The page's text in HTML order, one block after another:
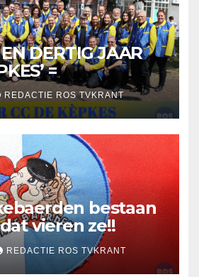
DERTIG JAAR
=
REDACTIE ROS TVKRANT
bestaan
vieren ze!!
REDACTIE ROS TVKRANT